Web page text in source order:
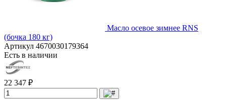
Масло осевое зимнее RNS
(бочка 180 кг)
Артикул 4670030179364
Есть в наличии
22 347 ₽